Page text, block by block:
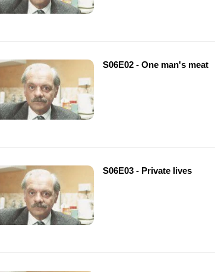
S06E02 - One man's meat
S06E03 - Private lives